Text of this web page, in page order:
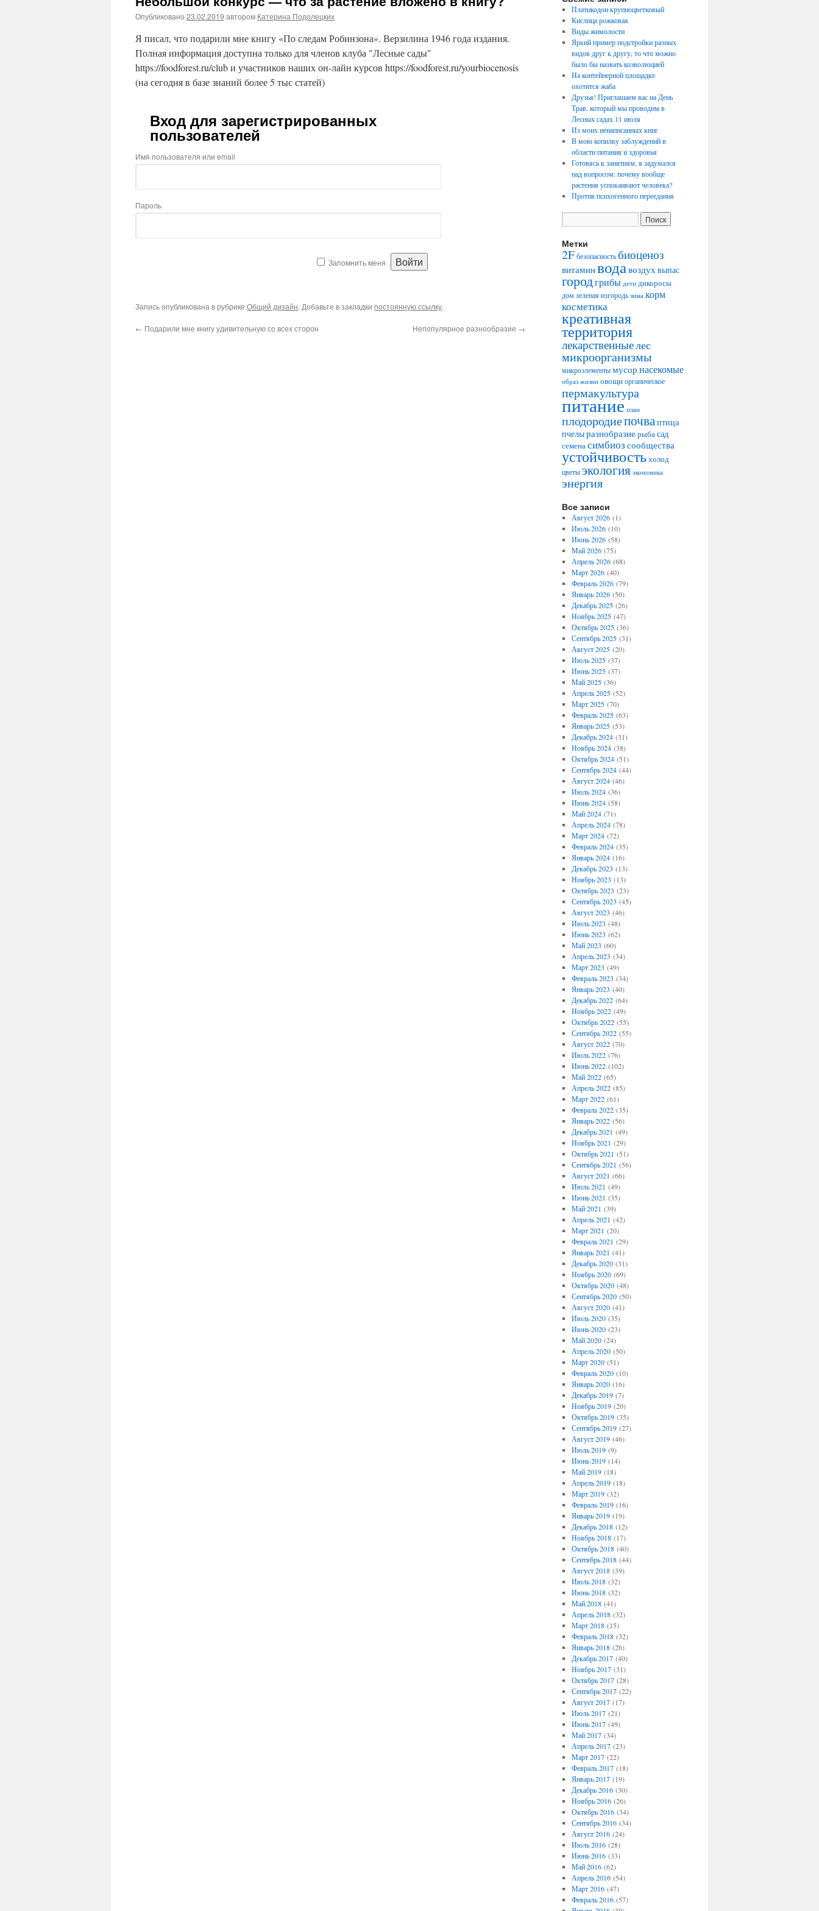
Опубликовано 23.02.2019 автором Катерина Подолецких
Я писал, что подарили мне книгу «По следам Робинзона». Верзилина 1946 года издания.
Полная информация доступна только для членов клуба "Лесные сады"
https://foodforest.ru/club и участников наших он-лайн курсов https://foodforest.ru/yourbiocenosis
(на сегодня в базе знаний более 5 тыс статей)
Вход для зарегистрированных
пользователей
Имя пользователя или email
Пароль
Запомнить меня
Запись опубликована в рубрике Общий дизайн. Добавьте в закладки постоянную ссылку.
← Подарили мне книгу удивительную со всех сторон Непопулярное разнообразие →
Платикодон крупноцветковый
Кислица рожковая
Виды жимолости
Яркий пример подстройки разных
видов друг к другу, то что можно
было бы назвать коэволюцией
На контейнерной площадке
охотится жаба
Друзья! Приглашаем вас на День
Трав, который мы проводим в
Лесных садах 11 июля
Из моих ненаписанных книг
В мою копилку заблуждений в
области питания и здоровья
Готовясь к занятиям, я задумался
над вопросом: почему вообще
растения успокаивают человека?
Против психогенного переедания
Метки
2F безопасность биоценоз
витаминводавоздухвыпас
городгрибы дети дикоросы
домзеленая изгородь зима корм
косметика
креативная
территория
лекарственныелес
микроорганизмы
микроэлементымусор насекомые
образ жизни овощи органическое
пермакультура
питание план
плодородиепочваптица
пчелыразнобразие рыбасад
семенасимбиоз сообщества
устойчивостьхолод
цветы экология экономика
энергия
Все записи
Август 2026(1)
Июль 2026(10)
Июнь 2026(58)
Май 2026(75)
Апрель 2026(68)
Март 2026(40)
Февраль 2026(79)
Январь 2026(50)
Декабрь 2025(26)
Ноябрь 2025(47)
Октябрь 2025(36)
Сентябрь 2025(31)
Август 2025(20)
Июль 2025(37)
Июнь 2025(37)
Май 2025(36)
Апрель 2025(52)
Март 2025(70)
Февраль 2025(63)
Январь 2025(53)
Декабрь 2024(31)
Ноябрь 2024(38)
Октябрь 2024(51)
Сентябрь 2024(44)
Август 2024(46)
Июль 2024(36)
Июнь 2024(58)
Май 2024(71)
Апрель 2024(78)
Март 2024(72)
Февраль 2024(35)
Январь 2024(16)
Декабрь 2023 (13)
Ноябрь 2023 (13)
Октябрь 2023 (23)
Сентябрь 2023 (45)
Август 2023 (46)
Июль 2023 (48)
Июнь 2023 (62)
Май 2023 (60)
Апрель 2023 (34)
Март 2023 (49)
Февраль 2023 (34)
Январь 2023 (40)
Декабрь 2022(64)
Ноябрь 2022(49)
Октябрь 2022(55)
Сентябрь 2022(55)
Август 2022(70)
Июль 2022(76)
Июнь 2022(102)
Май 2022(65)
Апрель 2022(85)
Март 2022(61)
Февраль 2022(35)
Январь 2022(56)
Декабрь 2021 (49)
Ноябрь 2021 (29)
Октябрь 2021 (51)
Сентябрь 2021 (56)
Август 2021 (66)
Июль 2021 (49)
Июнь 2021 (35)
Май 2021 (39)
Апрель 2021 (42)
Март 2021 (20)
Февраль 2021 (29)
Январь 2021 (41)
Декабрь 2020(31)
Ноябрь 2020(69)
Октябрь 2020(48)
Сентябрь 2020(50)
Август 2020(41)
Июль 2020(35)
Июнь 2020(23)
Май 2020(24)
Апрель 2020(50)
Март 2020(51)
Февраль 2020(10)
Январь 2020(16)
Декабрь 2019(7)
Ноябрь 2019(20)
Октябрь 2019(35)
Сентябрь 2019(27)
Август 2019(46)
Июль 2019(9)
Июнь 2019(14)
Май 2019(18)
Апрель 2019(18)
Март 2019(32)
Февраль 2019(16)
Январь 2019(19)
Декабрь 2018(12)
Ноябрь 2018(17)
Октябрь 2018(40)
Сентябрь 2018(44)
Август 2018(39)
Июль 2018(32)
Июнь 2018(32)
Май 2018(41)
Апрель 2018(32)
Март 2018(15)
Февраль 2018(32)
Январь 2018(26)
Декабрь 2017(40)
Ноябрь 2017(31)
Октябрь 2017(28)
Сентябрь 2017(22)
Август 2017(17)
Июль 2017(21)
Июнь 2017(49)
Май 2017(34)
Апрель 2017(23)
Март 2017(22)
Февраль 2017(18)
Январь 2017(19)
Декабрь 2016(30)
Ноябрь 2016(26)
Октябрь 2016(34)
Сентябрь 2016(34)
Август 2016(24)
Июль 2016(28)
Июнь 2016(33)
Май 2016(62)
Апрель 2016(54)
Март 2016(47)
Февраль 2016(57)